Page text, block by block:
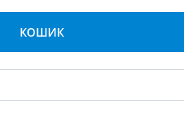
КОШИК